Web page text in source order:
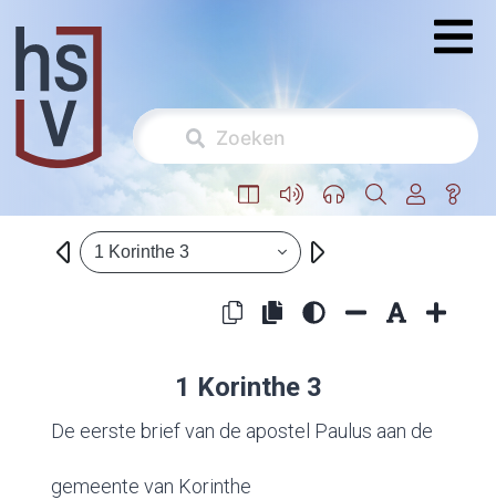
1 Korinthe 3
1 Korinthe 3
De eerste brief van de apostel Paulus aan de
gemeente van Korinthe